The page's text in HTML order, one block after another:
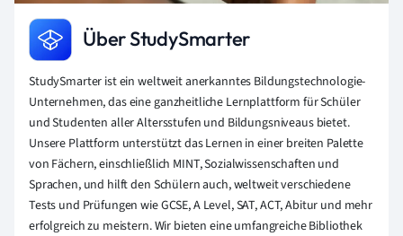
Über StudySmarter
StudySmarter ist ein weltweit anerkanntes Bildungstechnologie-
Unternehmen, das eine ganzheitliche Lernplattform für Schüler
und Studenten aller Altersstufen und Bildungsniveaus bietet.
Unsere Plattform unterstützt das Lernen in einer breiten Palette
von Fächern, einschließlich MINT, Sozialwissenschaften und
Sprachen, und hilft den Schülern auch, weltweit verschiedene
Tests und Prüfungen wie GCSE, A Level, SAT, ACT, Abitur und mehr
erfolgreich zu meistern. Wir bieten eine umfangreiche Bibliothek